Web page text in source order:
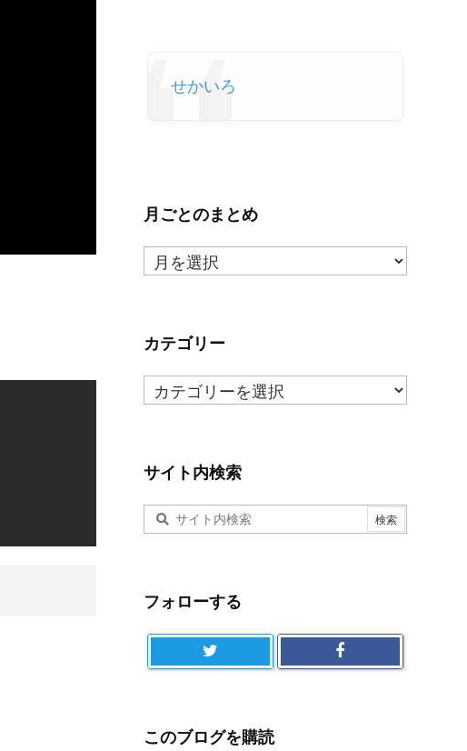
せかいろ
月ごとのまとめ
月
ご
ま
め
カテゴリー
カ
テ
ー
サイト内検索
フォローする
このブログを購読